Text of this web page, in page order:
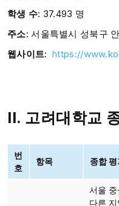
학생 수: 37.493 명
주소: 서울특별시 성북구
웹사이트: https://
II. 고려대학교
번
호
항목 종합
서울
다른